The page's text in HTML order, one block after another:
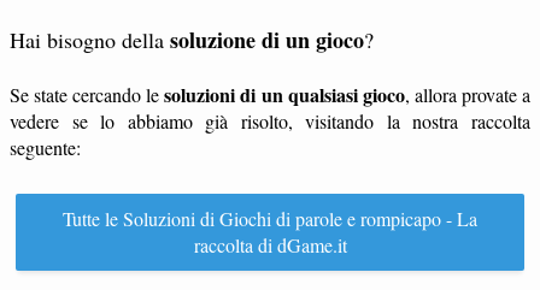
Hai bisogno della soluzione di un gioco?
Se state cercando lesoluzioni di un qualsiasi gioco, allora provate a
vedere se lo abbiamo già risolto, visitando la nostra raccolta
seguente:
Tutte le Soluzioni di Giochi di parole e rompicapo - La
raccolta di dGame.it